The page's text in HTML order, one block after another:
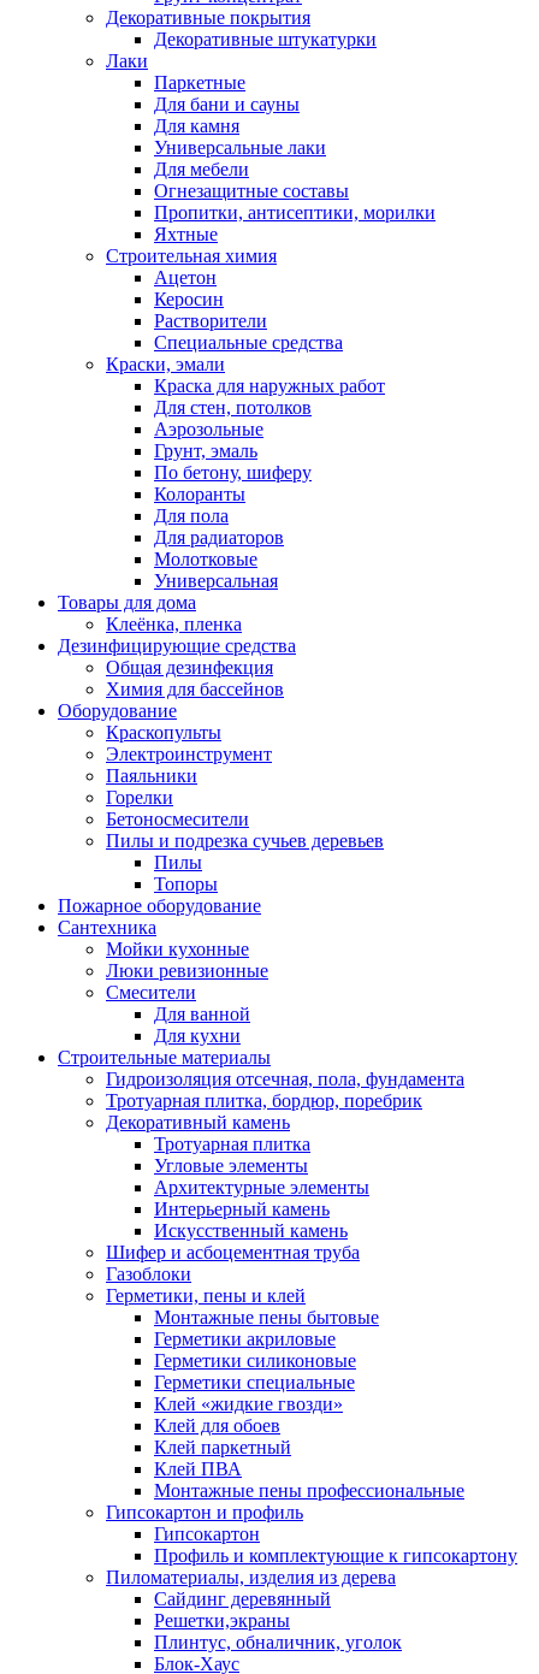
Декоративные покрытия
Декоративные штукатурки
Лаки
Паркетные
Для бани и сауны
Для камня
Универсальные лаки
Для мебели
Огнезащитные составы
Пропитки, антисептики, морилки
Яхтные
Строительная химия
Ацетон
Керосин
Растворители
Специальные средства
Краски, эмали
Краска для наружных работ
Для стен, потолков
Аэрозольные
Грунт, эмаль
По бетону, шиферу
Колоранты
Для пола
Для радиаторов
Молотковые
Универсальная
Товары для дома
Клеёнка, пленка
Дезинфицирующие средства
Общая дезинфекция
Химия для бассейнов
Оборудование
Краскопульты
Электроинструмент
Паяльники
Горелки
Бетоносмесители
Пилы и подрезка сучьев деревьев
Пилы
Топоры
Пожарное оборудование
Сантехника
Мойки кухонные
Люки ревизионные
Смесители
Для ванной
Для кухни
Строительные материалы
Гидроизоляция отсечная, пола, фундамента
Тротуарная плитка, бордюр, поребрик
Декоративный камень
Тротуарная плитка
Угловые элементы
Архитектурные элементы
Интерьерный камень
Искусственный камень
Шифер и асбоцементная труба
Газоблоки
Герметики, пены и клей
Монтажные пены бытовые
Герметики акриловые
Герметики силиконовые
Герметики специальные
Клей «жидкие гвозди»
Клей для обоев
Клей паркетный
Клей ПВА
Монтажные пены профессиональные
Гипсокартон и профиль
Гипсокартон
Профиль и комплектующие к гипсокартону
Пиломатериалы, изделия из дерева
Сайдинг деревянный
Решетки,экраны
Плинтус, обналичник, уголок
Блок-Хаус